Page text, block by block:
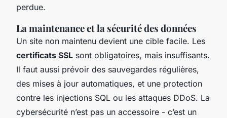
perdue.
La maintenance et la sécurité des données
Un site non maintenu devient une cible facile. Les
certificats SSL sont obligatoires, mais insuffisants.
Il faut aussi prévoir des sauvegardes régulières,
des mises à jour automatiques, et une protection
contre les injections SQL ou les attaques DDoS. La
cybersécurité n’est pas un accessoire - c’est un